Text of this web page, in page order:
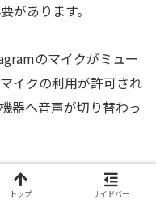
があります。
のマイクがミュー
イクの利用が許可され
器へ音声が切り替わっ
端末、アプリ、配信
トップ サイドバー